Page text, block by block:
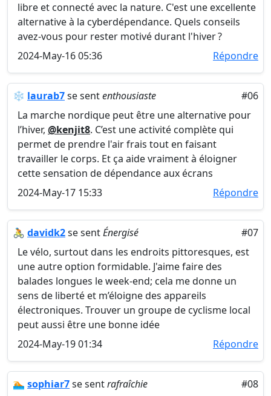
libre et connecté avec la nature. C'est une excellente
alternative à la cyberdépendance. Quels conseils
avez-vous pour rester motivé durant l'hiver ?
2024-May-16 05:36
Répondre
❄️ laurab7se sententhousiaste
#06
La marche nordique peut être une alternative pour
l’hiver, @kenjit8. C’est une activité complète qui
permet de prendre l'air frais tout en faisant
travailler le corps. Et ça aide vraiment à éloigner
cette sensation de dépendance aux écrans
2024-May-17 15:33
Répondre
🚴 davidk2se sentÉnergisé
#07
Le vélo, surtout dans les endroits pittoresques, est
une autre option formidable. J'aime faire des
balades longues le week-end; cela me donne un
sens de liberté et m’éloigne des appareils
électroniques. Trouver un groupe de cyclisme local
peut aussi être une bonne idée
2024-May-19 01:34
Répondre
🏊 sophiar7se sentrafraîchie
#08